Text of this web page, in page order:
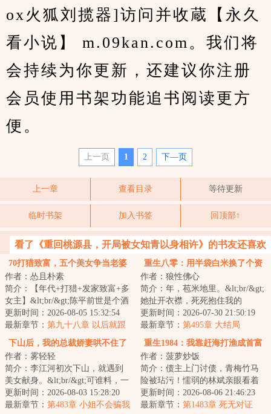
ox火狐刘揽器]访问并收蔵【永久
看小说】 m.09kan.com。我们将
会持续为你更新，还建议你注册
会员使用书架功能追书阅读更方
便。
上一页 1 2 下—页
上一章 查看目录 等待更新
临时书架 加入书签 回顶部↑
看了《重回桃源县，开局被女知青以身相许》的书友还喜欢
看
70打猎致富，五个美女争当老婆
作者：怂且朴素
简介：【年代+打猎+发家致富+多
女主】&lt;br/&gt;陈平前世是个酒
混子，硬生生拖垮全家，落到家
破人亡。&l...
更新时间：2026-08-05 15:32:54
最新章节： 第九十八章 以后就跟
着陈哥干
重生八零：用半袋白米换了个资
本家老婆
作者：狼性佛心
简介：年，苞米地里。&lt;br/&gt;
她扯开衣襟，死死抱住我的
腿：“正哥，给我一口吃的，干什
么都行！”&lt...
更新时间：2026-07-30 21:50:19
最新章节： 第495章 大结局
下山后，我的总裁娇妻哄不住了
作者：雾轻轻
简介：李江河初次下山，就遇到
美女献身。&lt;br/&gt;可谁料，一
夜情后对方竟翻脸，说他技术不
行。&lt;br/...
更新时间：2026-08-03 15:28:20
最新章节： 第483章 小姐不会骗我
重生1984：我靠赶海打渔成首富
作者：菠萝炒饭
简介：债主上门讨债，青梅竹马
险被玷污！懦弱的林斌亲眼看着
江清雪，一刀刺向那个玷污她的
男人，却因此被...
更新时间：2026-08-06 21:46:23
最新章节： 第1483章 死无对证